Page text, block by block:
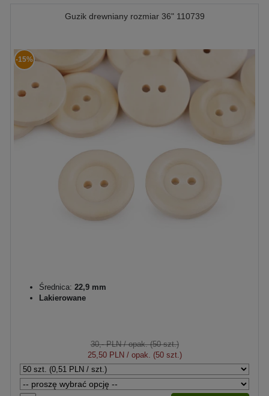
Guzik drewniany rozmiar 36" 110739
-15%
Średnica: 22,9 mm
Lakierowane
30,- PLN/ opak. (50 szt.)
25,50 PLN/ opak. (50 szt.)